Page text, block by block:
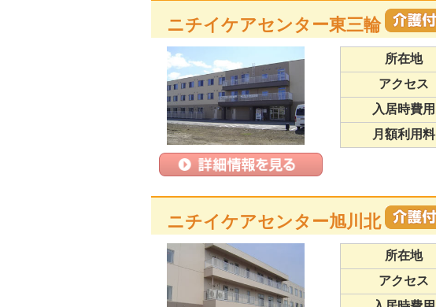
ニチイケアセンター東三輪
所在地
アクセス
入居時費用
月額利用料
ニチイケアセンター旭川北
所在地
アクセス